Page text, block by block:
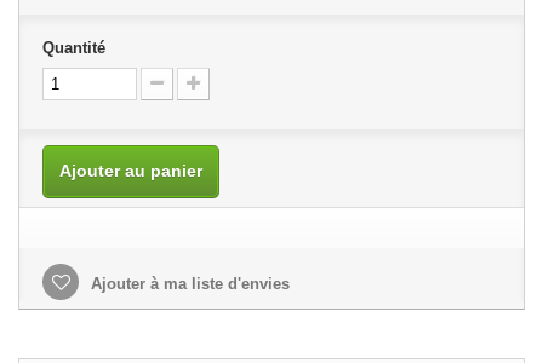
Quantité
Ajouter au panier
Ajouter à ma liste d'envies